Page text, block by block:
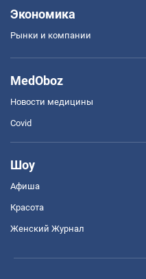
Экономика
Рынки и компании
MedOboz
Новости медицины
Covid
Шоу
Афиша
Красота
Женский Журнал